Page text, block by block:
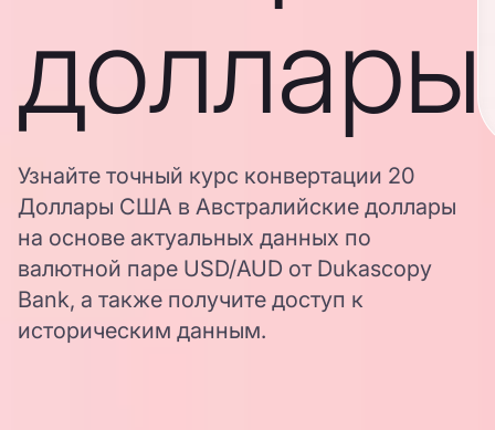
доллары
Узнайте точный курс конвертации 20
Доллары США в Австралийские доллары
на основе актуальных данных по
валютной паре USD/AUD от Dukascopy
Bank, а также получите доступ к
историческим данным.